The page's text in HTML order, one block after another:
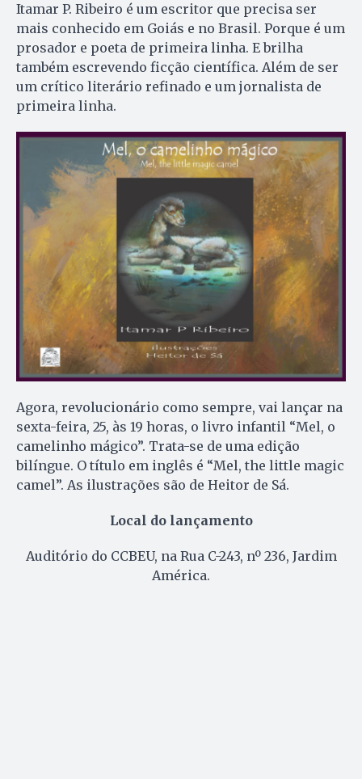
Itamar P. Ribeiro é um escritor que precisa ser
mais conhecido em Goiás e no Brasil. Porque é um
prosador e poeta de primeira linha. E brilha
também escrevendo ficção científica. Além de ser
um crítico literário refinado e um jornalista de
primeira linha.
Agora, revolucionário como sempre, vai lançar na
sexta-feira, 25, às 19 horas, o livro infantil “Mel, o
camelinho mágico”. Trata-se de uma edição
bilíngue. O título em inglês é “Mel, the little magic
camel”. As ilustrações são de Heitor de Sá.
Local do lançamento
Auditório do CCBEU, na Rua C-243, nº 236, Jardim
América.